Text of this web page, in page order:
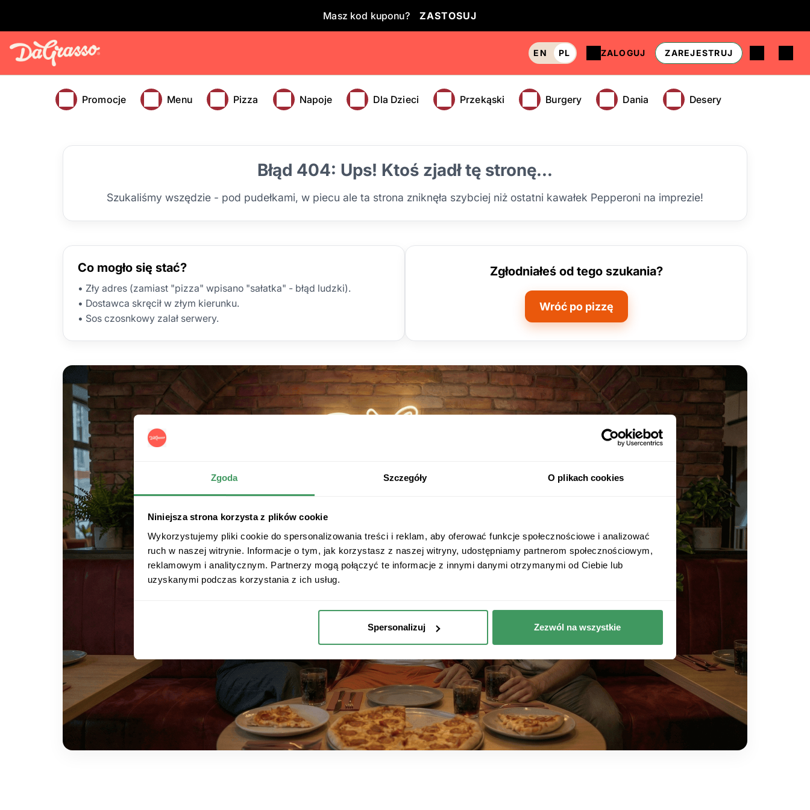
Zgoda Szczegóły O plikach cookies
Niniejsza strona korzysta z plików cookie
Wykorzystujemy pliki cookie do spersonalizowania treści i reklam, aby oferować funkcje społecznościowe i analizować
ruch w naszej witrynie. Informacje o tym, jak korzystasz z naszej witryny, udostępniamy partnerom społecznościowym,
reklamowym i analitycznym. Partnerzy mogą połączyć te informacje z innymi danymi otrzymanymi od Ciebie lub
uzyskanymi podczas korzystania z ich usług.
Spersonalizuj Zezwól na wszystkie
EN PL ZALOGUJ ZAREJESTRUJ
Masz kod kuponu? ZASTOSUJ
Promocje Menu Pizza Napoje Dla Dzieci Przekąski Burgery Dania Desery
Błąd 404: Ups! Ktoś zjadł tę stronę...
Szukaliśmy wszędzie - pod pudełkami, w piecu ale ta strona zniknęła szybciej niż ostatni kawałek Pepperoni na imprezie!
Co mogło się stać?
• Zły adres (zamiast "pizza" wpisano "sałatka" - błąd ludzki).
• Dostawca skręcił w złym kierunku.
• Sos czosnkowy zalał serwery.
Zgłodniałeś od tego szukania?
Wróć po pizzę